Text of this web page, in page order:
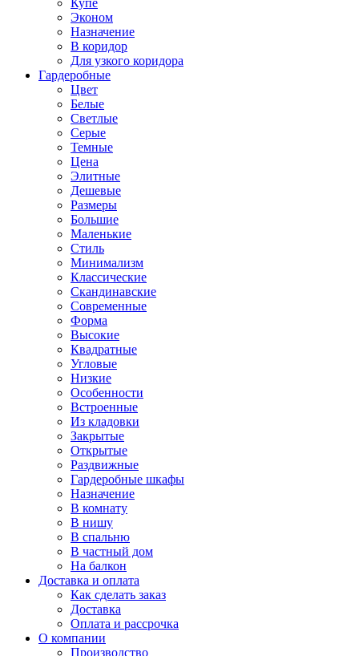
Купе
Эконом
Назначение
В коридор
Для узкого коридора
Гардеробные
Цвет
Белые
Светлые
Серые
Темные
Цена
Элитные
Дешевые
Размеры
Большие
Маленькие
Стиль
Минимализм
Классические
Скандинавские
Современные
Форма
Высокие
Квадратные
Угловые
Низкие
Особенности
Встроенные
Из кладовки
Закрытые
Открытые
Раздвижные
Гардеробные шкафы
Назначение
В комнату
В нишу
В спальню
В частный дом
На балкон
Доставка и оплата
Как сделать заказ
Доставка
Оплата и рассрочка
О компании
Производство